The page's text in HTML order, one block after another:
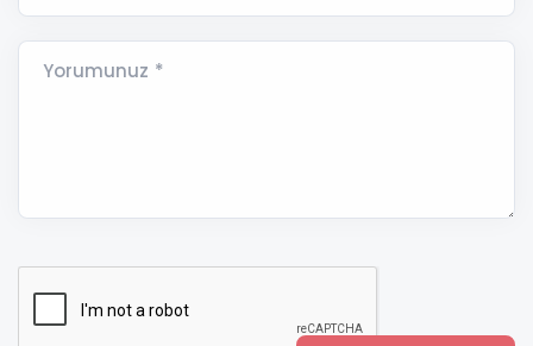
Yorumunuz *